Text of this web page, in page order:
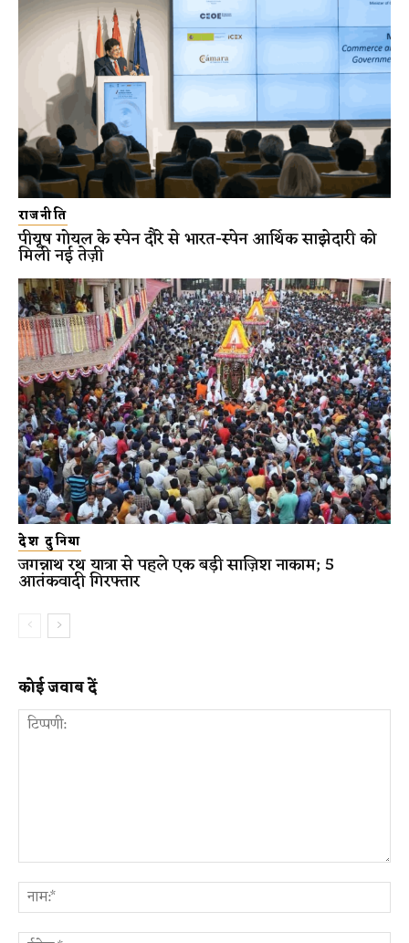
राजनीति
पीयूष गोयल के स्पेन दौरे से भारत-स्पेन आर्थिक साझेदारी को
मिली नई तेज़ी
देश दुनिया
जगन्नाथ रथ यात्रा से पहले एक बड़ी साज़िश नाकाम; 5
आतंकवादी गिरफ्तार
कोई जवाब दें